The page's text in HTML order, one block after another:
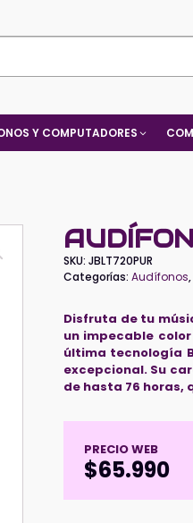
Y COMPUTADORES
SKU:JBLT720PUR
Categorías:Audífonos
Disfruta de tu
un impecable color
última tecnología
excepcional. Su
de hasta 76 horas,
PRECIO WEB
$65.990